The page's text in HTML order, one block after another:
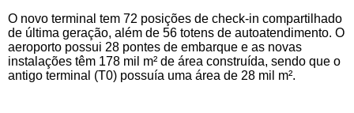
O novo terminal tem 72 posições de check-in compartilhado
de última geração, além de 56 totens de autoatendimento. O
aeroporto possui 28 pontes de embarque e as novas
instalações têm 178 mil m² de área construída, sendo que o
antigo terminal (T0) possuía uma área de 28 mil m².